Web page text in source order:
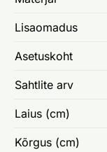
Lisaomadus
Asetuskoht
Sahtlite arv
Laius (cm)
Kõrgus (cm)